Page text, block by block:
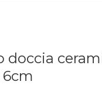
doccia
6cm